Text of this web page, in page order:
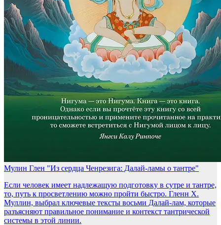
Мулин Глен "Из сердца Ченрезига: Далай-ламы о тантре"
Если человек имеет надлежащую подготовку в сутре и тантре,
то, путь к просветлению можно пройти быстро. Гленн Х.
Муллин, выбрал ключевые тексты восьми Далай-лам, которые
разъясняют правильное понимание и контекст тантрической
системы в этой линии.